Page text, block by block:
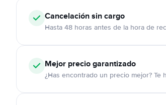
Cancelaciónsin cargo
Hasta 48 horas antes de la hora de
Mejor precio garantizado
¿Has encontrado un precio mejor? Te